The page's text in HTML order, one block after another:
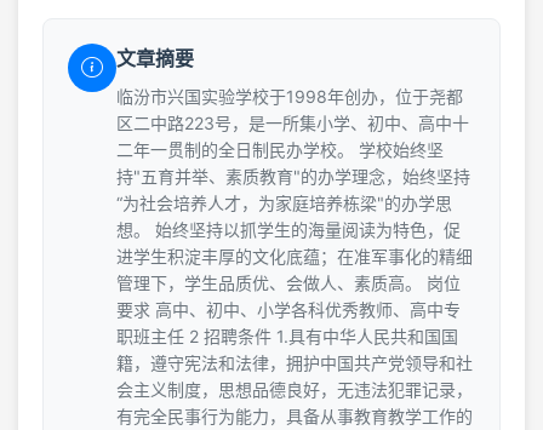
文章摘要
临汾市兴国实验学校于1998年创办，位于尧都
区二中路223号，是一所集小学、初中、高中十
二年一贯制的全日制民办学校。 学校始终坚
持"五育并举、素质教育"的办学理念，始终坚持
“为社会培养人才，为家庭培养栋梁"的办学思
想。 始终坚持以抓学生的海量阅读为特色，促
进学生积淀丰厚的文化底蕴；在准军事化的精细
管理下，学生品质优、会做人、素质高。 岗位
要求 高中、初中、小学各科优秀教师、高中专
职班主任 2 招聘条件 1.具有中华人民共和国国
籍，遵守宪法和法律，拥护中国共产党领导和社
会主义制度，思想品德良好，无违法犯罪记录，
有完全民事行为能力，具备从事教育教学工作的